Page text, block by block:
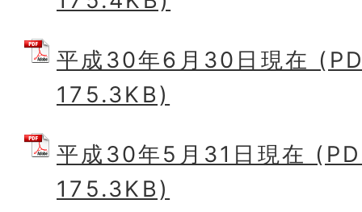
平成30年6月30日現在
175.3KB)
平成30年5月31日現在
175.3KB)